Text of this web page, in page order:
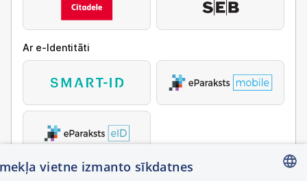
Ar e-Identitāti
vietne izmanto sīkdatnes